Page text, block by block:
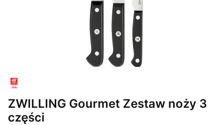
ZWILLING Gourmet Zestaw noży 3
części